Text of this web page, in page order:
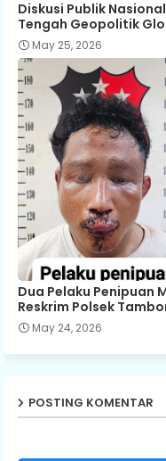
Diskusi Publik
Tengah Geopolitik
May 25, 2026
Dua Pelaku Penipuan
Reskrim Polsek
May 24, 2026
POSTING KOMENTAR